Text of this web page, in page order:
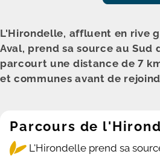
L'Hirondelle, affluent en rive
Aval, prend sa source au Sud
parcourt une distance de 7
et communes avant de
Parcours de
L'Hirondelle prend sa